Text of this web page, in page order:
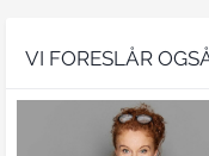
VI FORESLÅR